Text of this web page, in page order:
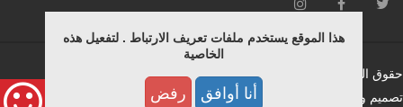
هذا الموقع يستخدم ملفات تعريف الارتباط . لتفعيل هذه
الخاصية
أنا أوافق رفض
حقوق النشر محفوظة © لـ ميديانيتشر 2015.
تصميم وبرمجة فريق التطوير بمؤسسة ميديانيتشر